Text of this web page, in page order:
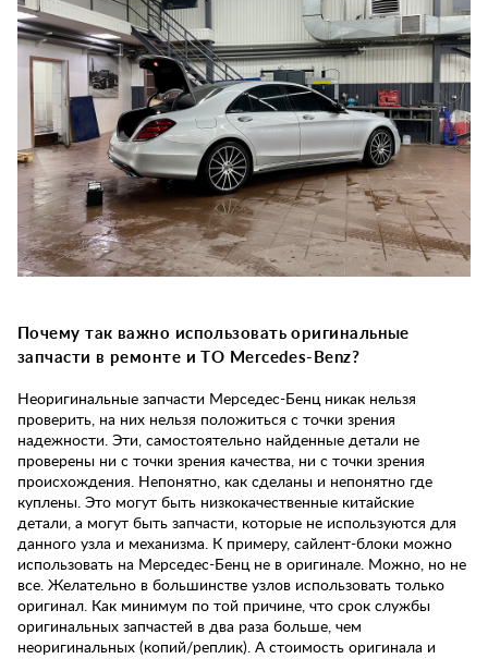
Почему так важно использовать оригинальные
запчасти в ремонте и ТО Mercedes-Benz?
Неоригинальные запчасти Мерседес-Бенц никак нельзя
проверить, на них нельзя положиться с точки зрения
надежности. Эти, самостоятельно найденные детали не
проверены ни с точки зрения качества, ни с точки зрения
происхождения. Непонятно, как сделаны и непонятно где
куплены. Это могут быть низкокачественные китайские
детали, а могут быть запчасти, которые не используются для
данного узла и механизма. К примеру, сайлент-блоки можно
использовать на Мерседес-Бенц не в оригинале. Можно, но не
все. Желательно в большинстве узлов использовать только
оригинал. Как минимум по той причине, что срок службы
оригинальных запчастей в два раза больше, чем
неоригинальных (копий/реплик). А стоимость оригинала и